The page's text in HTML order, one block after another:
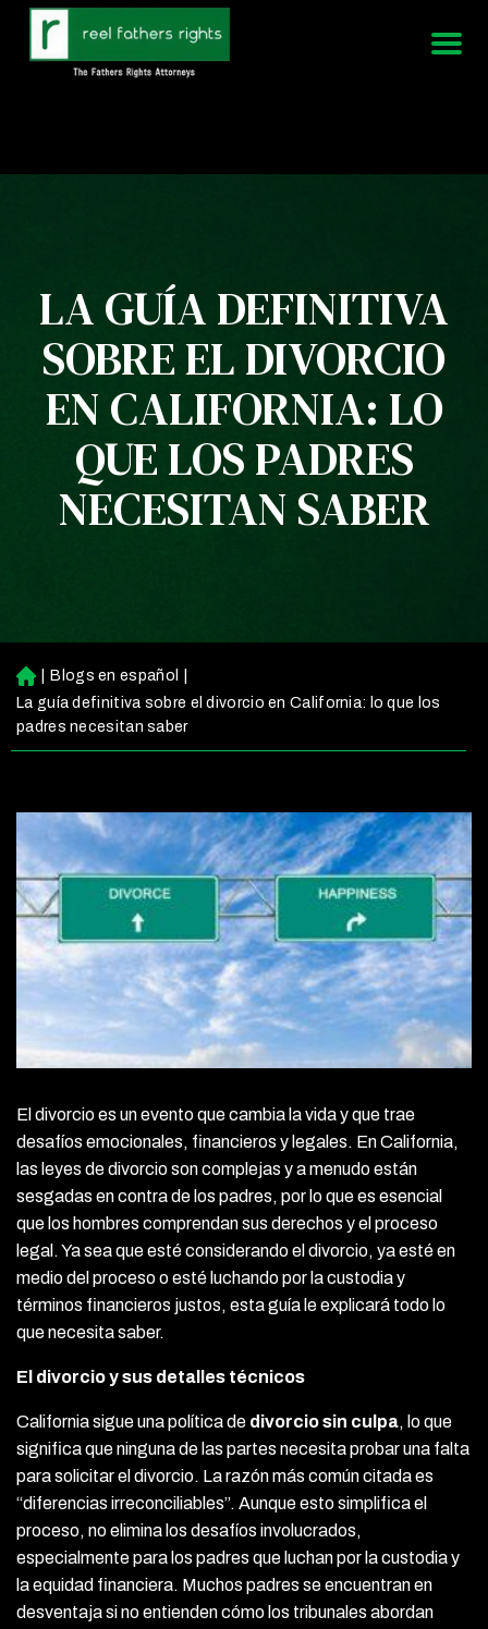
951-339-3826
Estamos disponibles 24/7
LA GUÍA DEFINITIVA
SOBRE EL DIVORCIO
EN CALIFORNIA: LO
QUE LOS PADRES
NECESITAN SABER
Ini
ci
o
Blogs en español
La guía definitiva sobre el divorcio en California: lo que los
padres necesitan saber
El divorcio es un evento que cambia la vida y que trae
desafíos emocionales, financieros y legales. En California,
las leyes de divorcio son complejas y a menudo están
sesgadas en contra de los padres, por lo que es esencial
que los hombres comprendan sus derechos y el proceso
legal. Ya sea que esté considerando el divorcio, ya esté en
medio del proceso o esté luchando por la custodia y
términos financieros justos, esta guía le explicará todo lo
que necesita saber.
El divorcio y sus detalles técnicos
California sigue una política de divorcio sin culpa, lo que
significa que ninguna de las partes necesita probar una falta
para solicitar el divorcio. La razón más común citada es
“diferencias irreconciliables”. Aunque esto simplifica el
proceso, no elimina los desafíos involucrados,
especialmente para los padres que luchan por la custodia y
la equidad financiera. Muchos padres se encuentran en
desventaja si no entienden cómo los tribunales abordan